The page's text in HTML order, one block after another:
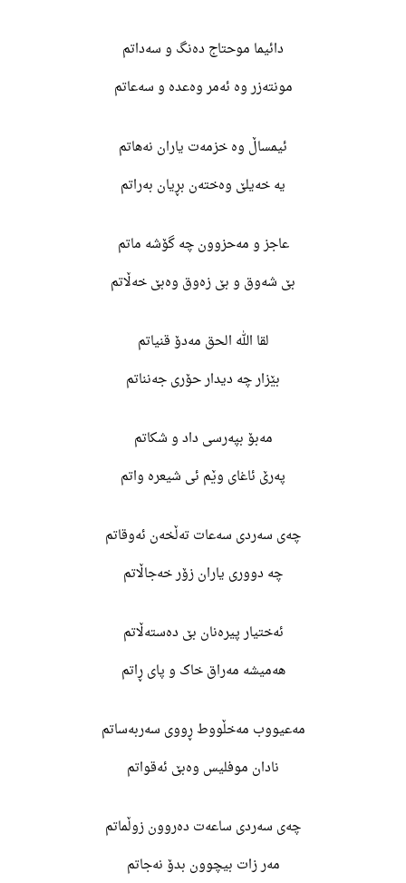
دائیما موحتاج دەنگ و سەداتم
مونتەزر وە ئەمر وەعدە و سەعاتم
ئیمساڵ وە خزمەت یاران نەهاتم
یە خەیلێ وەختەن بڕیان بەراتم
عاجز و مەحزوون چە گۆشە ماتم
بێ شەوق و بێ زەوق وەبێ خەڵاتم
لقا الله الحق مەدۆ قنیاتم
بێزار چە دیدار حۆری جەنناتم
مەبۆ بپەرسی داد و شکاتم
پەرێ ئاغای وێم ئی شیعرە واتم
چەی سەردی سەعات تەڵخەن ئەوقاتم
چە دووری یاران زۆر خەجاڵاتم
ئەختیار پیرەنان بێ دەستەڵاتم
هەمیشە مەراق خاک و پای ڕاتم
مەعیووب مەخڵووط ڕووی سەربەساتم
نادان موفلیس وەبێ ئەقواتم
چەی سەردی ساعەت دەروون زوڵماتم
مەر زات بیچوون بدۆ نەجاتم